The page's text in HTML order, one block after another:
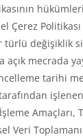
Çerez
değişiklik
mecrada
tarihi
Amaçları,
Veri